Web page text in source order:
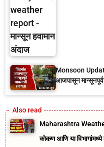
Monsoon Update
आजपासून
Maharashtra
कोकण आणि या